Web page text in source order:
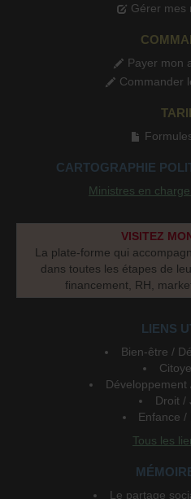
Gérer mes
Payer mon
Commander
CARTOGRAPHIE
Ministres en
VISITEZ
La plate-forme qui
dans toutes les étapes de
financement, RH,
LIENS
Bien-être /
Droit /
Enfance /
Tous les
Le partage